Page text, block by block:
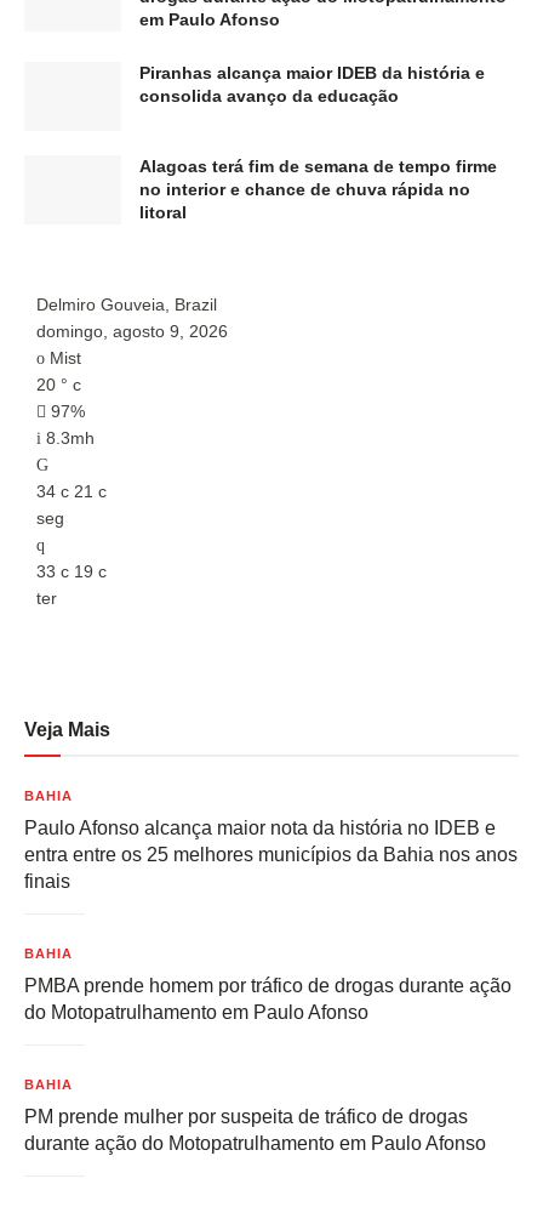
em Paulo Afonso
Piranhas alcança maior IDEB da história e
consolida avanço da educação
Alagoas terá fim de semana de tempo firme
no interior e chance de chuva rápida no
litoral
Delmiro Gouveia, Brazil
domingo, agosto 9, 2026
Mist
20 ° c
97%
8.3mh
34 c 21 c
seg
33 c 19 c
ter
Veja Mais
BAHIA
Paulo Afonso alcança maior nota da história no IDEB e
entra entre os 25 melhores municípios da Bahia nos anos
finais
BAHIA
PMBA prende homem por tráfico de drogas durante ação
do Motopatrulhamento em Paulo Afonso
BAHIA
PM prende mulher por suspeita de tráfico de drogas
durante ação do Motopatrulhamento em Paulo Afonso